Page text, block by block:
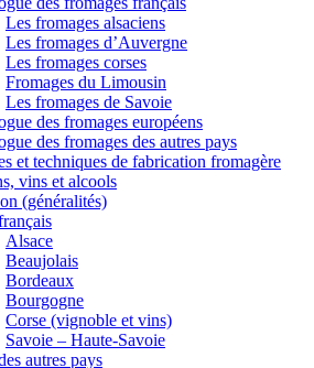
Les fromages alsaciens
Les fromages d’Auvergne
Les fromages corses
Fromages du Limousin
Les fromages de Savoie
des fromages européens
des fromages des autres pays
et techniques de fabrication fromagère
vins et alcools
(généralités)
Alsace
Beaujolais
Bordeaux
Bourgogne
Corse (vignoble et vins)
Savoie – Haute-Savoie
autres pays